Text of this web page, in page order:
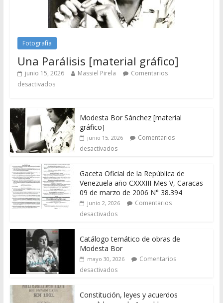
Fotografía
Una Parálisis [material gráfico]
junio 15, 2026 Massiel Pirela
Comentarios
desactivados
Modesta Bor Sánchez [material
gráfico]
junio 15, 2026
Comentarios
desactivados
Gaceta Oficial de la República de
Venezuela año CXXXIII Mes V, Caracas
09 de marzo de 2006 N° 38.394
junio 2, 2026
Comentarios
desactivados
Catálogo temático de obras de
Modesta Bor
mayo 30, 2026
Comentarios
desactivados
Constitución, leyes y acuerdos